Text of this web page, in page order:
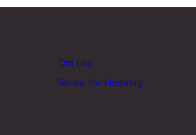
Om oss
Skrive for Hodebry